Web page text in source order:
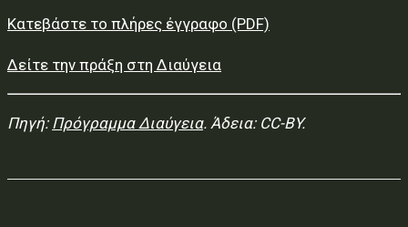
Κατεβάστε το πλήρες έγγραφο (PDF)
Δείτε την πράξη στη Διαύγεια
Πηγή: Πρόγραμμα Διαύγεια. Άδεια: CC-BY.